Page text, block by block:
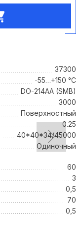
37300
-55…+150 °С
DO-214AA (SMB)
3000
Поверхностный
0.25
40*40*34/45000
Одиночный
60
3
0,5
70
0,5